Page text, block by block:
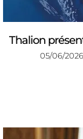
Thalion
05/06/2026